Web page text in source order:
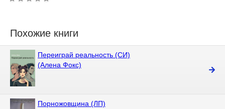
Похожие книги
Переиграй реальность (СИ)
(Алена Фокс)
Порножовщина (ЛП)